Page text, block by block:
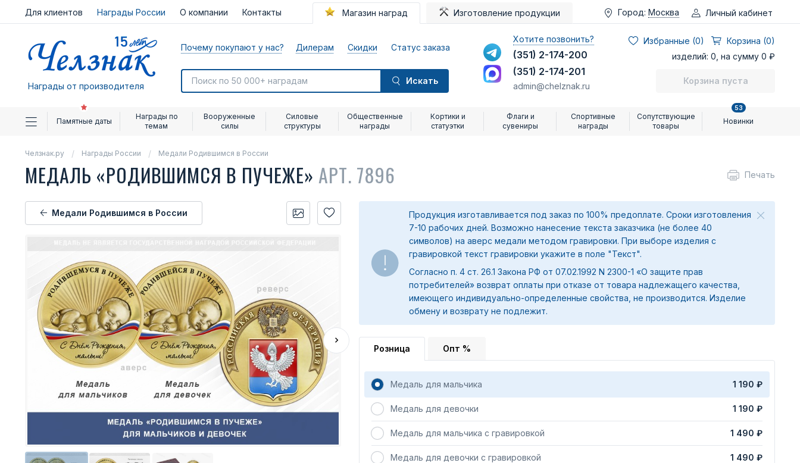
Для клиентов Награды России О компании Контакты Магазин наград Изготовление продукции Город: Москва Личный кабинет
Награды от производителя
Почему покупают у нас? Дилерам Скидки Статус заказа
Искать
Хотите позвонить?
(351) 2-174-200
(351) 2-174-201
admin@chelznak.ru
Избранные (0)
Корзина (0)
изделий: 0, на сумму 0 ₽
Корзина пуста
Памятные даты
Награды по
темам
Вооруженные
силы
Силовые
структуры
Общественные
награды
Кортики и
статуэтки
Флаги и
сувениры
Спортивные
награды
Сопутствующие
товары
Новинки
53
Челзнак.ру Награды России Медали Родившимся в России
МЕДАЛЬ «РОДИВШИМСЯ В ПУЧЕЖЕ» АРТ. 7896 Печать
Медали Родившимся в России
Продукция изготавливается под заказ по 100% предоплате. Сроки изготовления
7-10 рабочих дней. Возможно нанесение текста заказчика (не более 40
символов) на аверс медали методом гравировки. При выборе изделия с
гравировкой текст гравировки укажите в поле "Текст".
Согласно п. 4 ст. 26.1 Закона РФ от 07.02.1992 N 2300-1 «О защите прав
потребителей» возврат оплаты при отказе от товара надлежащего качества,
имеющего индивидуально-определенные свойства, не производится. Изделие
обмену и возврату не подлежит.
Розница Опт %
Медаль для мальчика 1 190 ₽
Медаль для девочки 1 190 ₽
Медаль для мальчика с гравировкой 1 490 ₽
Медаль для девочки с гравировкой 1 490 ₽